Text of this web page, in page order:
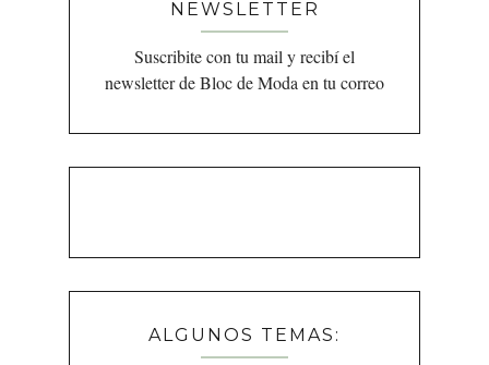
NEWSLETTER
Suscribite con tu mail y recibí el
newsletter de Bloc de Moda en tu correo
ALGUNOS TEMAS: